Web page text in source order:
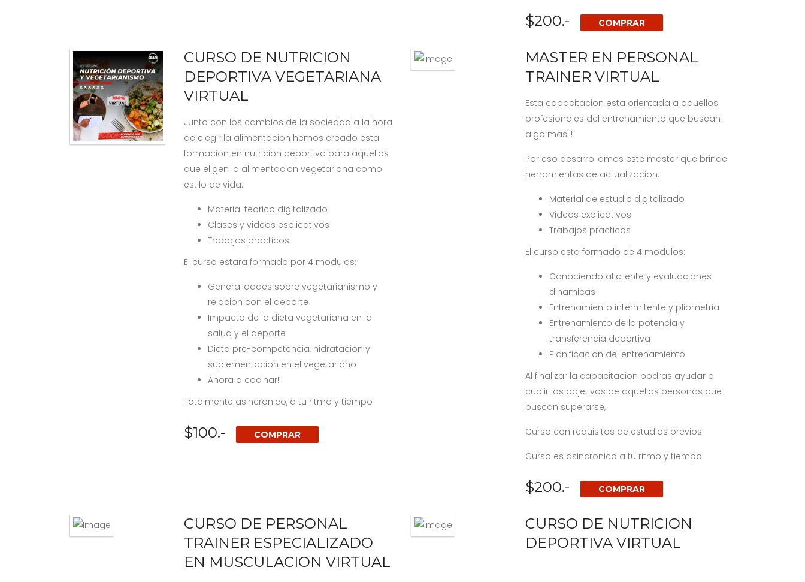
$200.- COMPRAR
CURSO DE NUTRICION
DEPORTIVA VEGETARIANA
VIRTUAL
Junto con los cambios de la sociedad a la hora
de elegir la alimentacion hemos creado esta
formacion en nutricion deportiva para aquellos
que eligen la alimentacion vegetariana como
estilo de vida.
Material teorico digitalizado
Clases y videos esplicativos
Trabajos practicos
El curso estara formado por 4 modulos:
Generalidades sobre vegetarianismo y
relacion con el deporte
Impacto de la dieta vegetariana en la
salud y el deporte
Dieta pre-competencia, hidratacion y
suplementacion en el vegetariano
Ahora a cocinar!!!
Totalmente asincronico, a tu ritmo y tiempo
$100.- COMPRAR
MASTER EN PERSONAL
TRAINER VIRTUAL
Esta capacitacion esta orientada a aquellos
profesionales del entrenamiento que buscan
algo mas!!!
Por eso desarrollamos este master que brinde
herramientas de actualizacion.
Material de estudio digitalizado
Videos explicativos
Trabajos practicos
El curso esta formado de 4 modulos:
Conociendo al cliente y evaluaciones
dinamicas
Entrenamiento intermitente y pliometria
Entrenamiento de la potencia y
transferencia deportiva
Planificacion del entrenamiento
Al finalizar la capacitacion podras ayudar a
cuplir los objetivos de aquellas personas que
buscan superarse,
Curso con requisitos de estudios previos.
Curso es asincronico a tu ritmo y tiempo
$200.- COMPRAR
CURSO DE PERSONAL
TRAINER ESPECIALIZADO
EN MUSCULACION VIRTUAL
CURSO DE NUTRICION
DEPORTIVA VIRTUAL